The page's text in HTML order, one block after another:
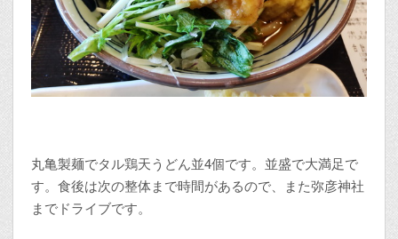
丸亀製麺でタル鶏天うどん並4個です。並盛で大満足で
す。食後は次の整体まで時間があるので、また弥彦神社
までドライブです。